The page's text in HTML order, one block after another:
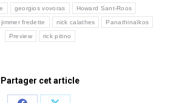
georgios vovoras Howard Sant-Roos
jimmer fredette nick calathes Panathinaïkos
Preview rick pitino
Partager cet article